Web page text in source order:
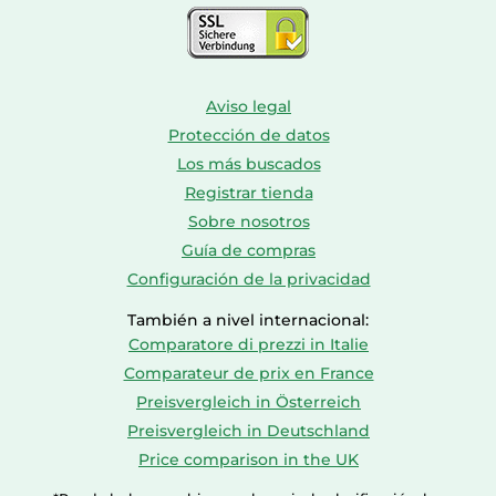
Aviso legal
Protección de datos
Los más buscados
Registrar tienda
Sobre nosotros
Guía de compras
Configuración de la privacidad
También a nivel internacional:
Comparatore di prezzi in Italie
Comparateur de prix en France
Preisvergleich in Österreich
Preisvergleich in Deutschland
Price comparison in the UK